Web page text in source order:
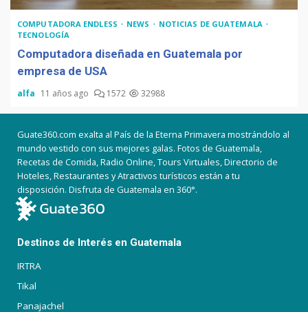
COMPUTADORA ENDLESS NEWS
NOTICIAS DE GUATEMALA
TECNOLOGÍA
Computadora diseñada en Guatemala por
empresa de USA
alfa 11 años ago 1572 32988
Guate360.com exalta al País de la Eterna Primavera mostrándolo al
mundo vestido con sus mejores galas. Fotos de Guatemala,
Recetas de Comida, Radio Online, Tours Virtuales, Directorio de
Hoteles, Restaurantes y Atractivos turísticos están a tu
disposición. Disfruta de Guatemala en 360°.
Destinos de Interés en Guatemala
IRTRA
Tikal
Panajachel